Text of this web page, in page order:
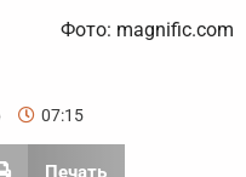
Фото: magnific.com
07:15
Печать